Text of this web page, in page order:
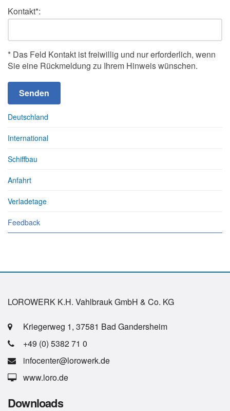
Kontakt*:
* Das Feld Kontakt ist freiwillig und nur erforderlich, wenn
Sie eine Rückmeldung zu Ihrem Hinweis wünschen.
Deutschland
International
Schiffbau
Anfahrt
Verladetage
Feedback
LOROWERK K.H. Vahlbrauk GmbH & Co. KG
Kriegerweg 1, 37581 Bad Gandersheim
+49 (0) 5382 71 0
infocenter@lorowerk.de
www.loro.de
Downloads